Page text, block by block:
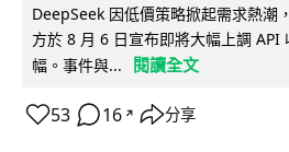
DeepSeek 因低價策略掀起需求熱潮
方於 8 月 6 日宣布即將大幅上調 API
幅。事件與...
閱讀全文
53 16 ↗ 分享